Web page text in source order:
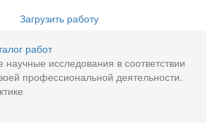
Загрузить работу
работ
исследования в соответствии
профессиональной деятельности.